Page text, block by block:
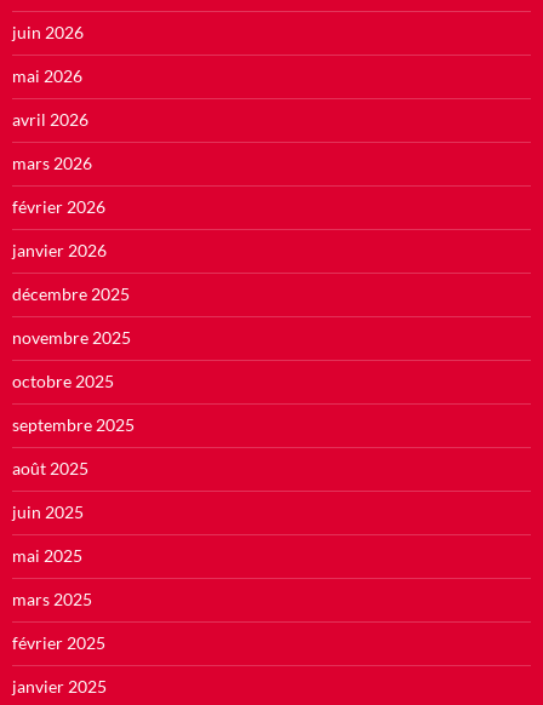
juin 2026
mai 2026
avril 2026
mars 2026
février 2026
janvier 2026
décembre 2025
novembre 2025
octobre 2025
septembre 2025
août 2025
juin 2025
mai 2025
mars 2025
février 2025
janvier 2025